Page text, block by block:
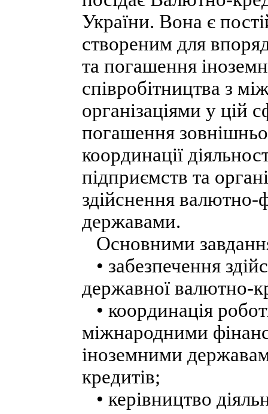
України. Вона є
створеним для
та погашення
співробітництва з
організаціями у цій
погашення
координації
підприємств та
здійснення валютно-
державами.
Основними
• забезпечення
державної валютно-
• координація
міжнародними
іноземними
кредитів;
• керівництво